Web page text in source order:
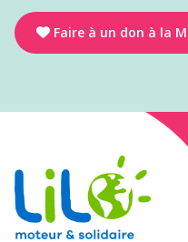
Faire à un don à la